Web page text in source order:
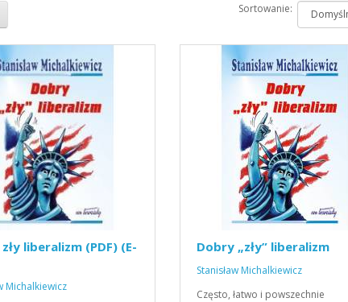
Sortowanie:
liberalizm (PDF) (E-
Michalkiewicz
Dobry „zły” liberalizm
Stanisław Michalkiewicz
Często, łatwo i powszechnie